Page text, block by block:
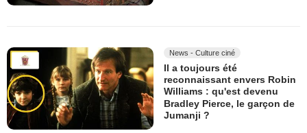
News - Culture ciné
Il a toujours été
reconnaissant envers Robin
Williams : qu'est devenu
Bradley Pierce, le garçon de
Jumanji ?